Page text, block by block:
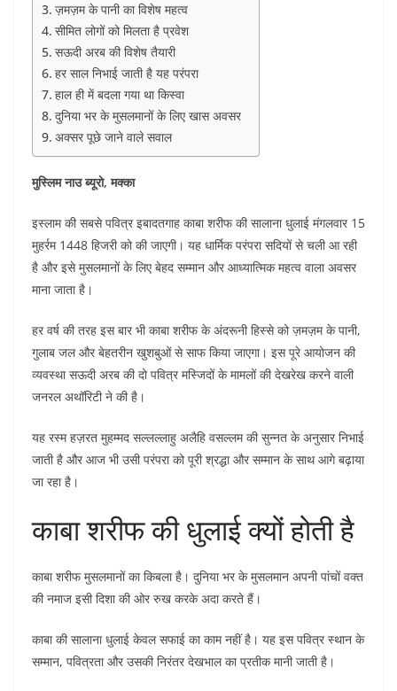
ज़मज़म के पानी का विशेष महत्व
सीमित लोगों को मिलता है प्रवेश
सऊदी अरब की विशेष तैयारी
हर साल निभाई जाती है यह परंपरा
हाल ही में बदला गया था किस्वा
दुनिया भर के मुसलमानों के लिए खास अवसर
अक्सर पूछे जाने वाले सवाल
मुस्लिम नाउ ब्यूरो, मक्का
इस्लाम की सबसे पवित्र इबादतगाह काबा शरीफ की सालाना धुलाई मंगलवार 15
मुहर्रम 1448 हिजरी को की जाएगी। यह धार्मिक परंपरा सदियों से चली आ रही
है और इसे मुसलमानों के लिए बेहद सम्मान और आध्यात्मिक महत्व वाला अवसर
माना जाता है।
हर वर्ष की तरह इस बार भी काबा शरीफ के अंदरूनी हिस्से को ज़मज़म के पानी,
गुलाब जल और बेहतरीन खुशबुओं से साफ किया जाएगा। इस पूरे आयोजन की
व्यवस्था सऊदी अरब की दो पवित्र मस्जिदों के मामलों की देखरेख करने वाली
जनरल अथॉरिटी ने की है।
यह रस्म हज़रत मुहम्मद सल्लल्लाहु अलैहि वसल्लम की सुन्नत के अनुसार निभाई
जाती है और आज भी उसी परंपरा को पूरी श्रद्धा और सम्मान के साथ आगे बढ़ाया
जा रहा है।
काबा शरीफ की धुलाई क्यों होती है
काबा शरीफ मुसलमानों का किबला है। दुनिया भर के मुसलमान अपनी पांचों वक्त
की नमाज इसी दिशा की ओर रुख करके अदा करते हैं।
काबा की सालाना धुलाई केवल सफाई का काम नहीं है। यह इस पवित्र स्थान के
सम्मान, पवित्रता और उसकी निरंतर देखभाल का प्रतीक मानी जाती है।